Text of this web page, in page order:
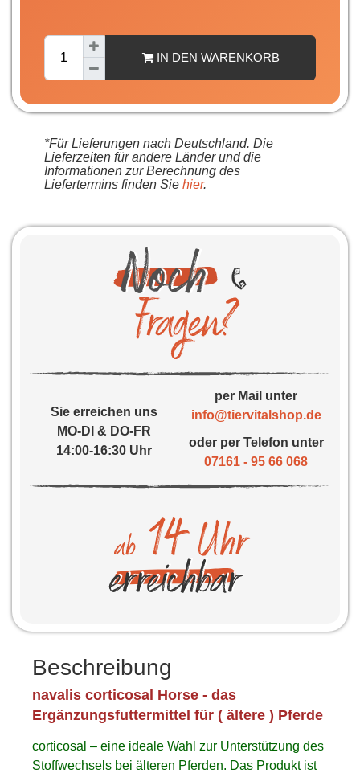
IN DEN WARENKORB
*Für Lieferungen nach Deutschland. Die
Lieferzeiten für andere Länder und die
Informationen zur Berechnung des
Liefertermins finden Sie hier.
Sie erreichen uns
MO-DI & DO-FR
14:00-16:30 Uhr
per Mail unter
info@tiervitalshop.de
oder per Telefon unter
07161 - 95 66 068
Beschreibung
navalis corticosal Horse - das
Ergänzungsfuttermittel für ( ältere ) Pferde
corticosal – eine ideale Wahl zur Unterstützung des
Stoffwechsels bei älteren Pferden. Das Produkt ist